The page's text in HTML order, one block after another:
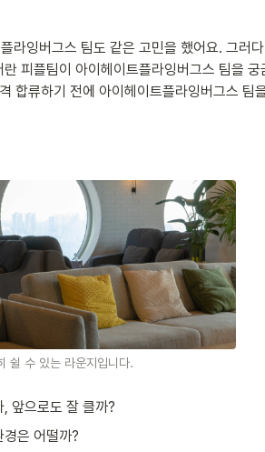
라잉버그스 팀도 같은 고민을 했어요. 그러
피플팀이 아이헤이트플라잉버그스 팀을
합류하기 전에 아이헤이트플라잉버그스 팀
쉴 수 있는 라운지입니다.
, 앞으로도 잘 클까?
경은 어떨까?